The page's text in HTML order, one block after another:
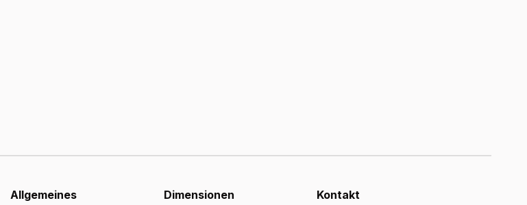
Allgemeines Dimensionen Kontakt